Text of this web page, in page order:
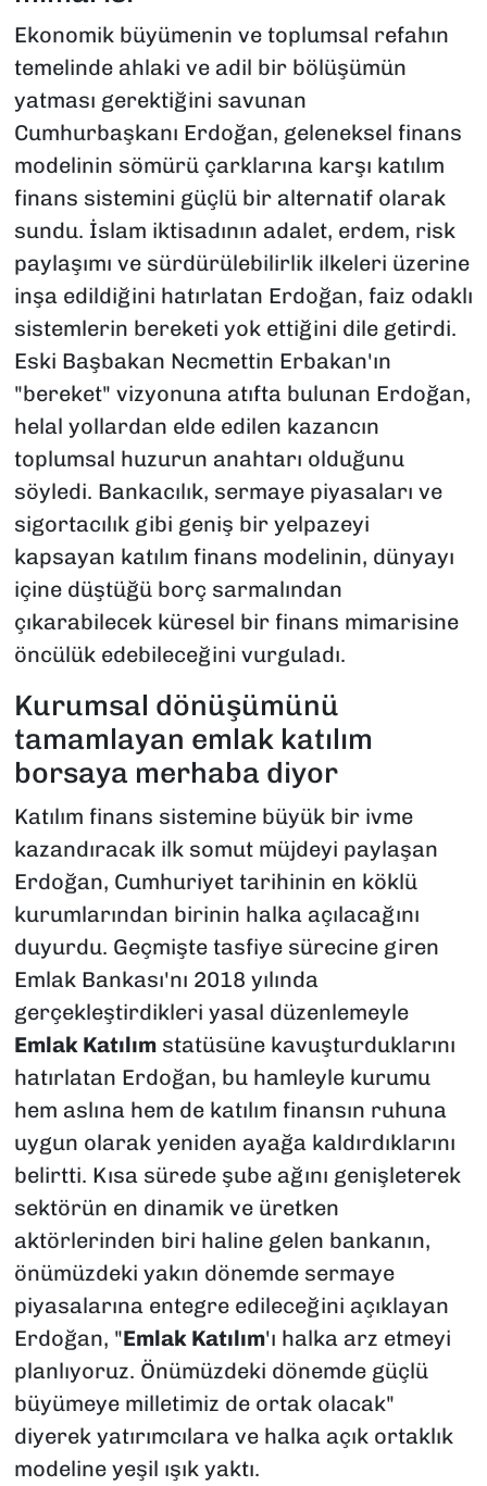
Ekonomik büyümenin ve toplumsal refahın
temelinde ahlaki ve adil bir bölüşümün
yatması gerektiğini savunan
Cumhurbaşkanı Erdoğan, geleneksel finans
modelinin sömürü çarklarına karşı katılım
finans sistemini güçlü bir alternatif olarak
sundu. İslam iktisadının adalet, erdem, risk
paylaşımı ve sürdürülebilirlik ilkeleri üzerine
inşa edildiğini hatırlatan Erdoğan, faiz odaklı
sistemlerin bereketi yok ettiğini dile getirdi.
Eski Başbakan Necmettin Erbakan'ın
"bereket" vizyonuna atıfta bulunan Erdoğan,
helal yollardan elde edilen kazancın
toplumsal huzurun anahtarı olduğunu
söyledi. Bankacılık, sermaye piyasaları ve
sigortacılık gibi geniş bir yelpazeyi
kapsayan katılım finans modelinin, dünyayı
içine düştüğü borç sarmalından
çıkarabilecek küresel bir finans mimarisine
öncülük edebileceğini vurguladı.
Kurumsal dönüşümünü
tamamlayan emlak katılım
borsaya merhaba diyor
Katılım finans sistemine büyük bir ivme
kazandıracak ilk somut müjdeyi paylaşan
Erdoğan, Cumhuriyet tarihinin en köklü
kurumlarından birinin halka açılacağını
duyurdu. Geçmişte tasfiye sürecine giren
Emlak Bankası'nı 2018 yılında
gerçekleştirdikleri yasal düzenlemeyle
Emlak Katılımstatüsüne kavuşturduklarını
hatırlatan Erdoğan, bu hamleyle kurumu
hem aslına hem de katılım finansın ruhuna
uygun olarak yeniden ayağa kaldırdıklarını
belirtti. Kısa sürede şube ağını genişleterek
sektörün en dinamik ve üretken
aktörlerinden biri haline gelen bankanın,
önümüzdeki yakın dönemde sermaye
piyasalarına entegre edileceğini açıklayan
Erdoğan, "Emlak Katılım'ı halka arz etmeyi
planlıyoruz. Önümüzdeki dönemde güçlü
büyümeye milletimiz de ortak olacak"
diyerek yatırımcılara ve halka açık ortaklık
modeline yeşil ışık yaktı.